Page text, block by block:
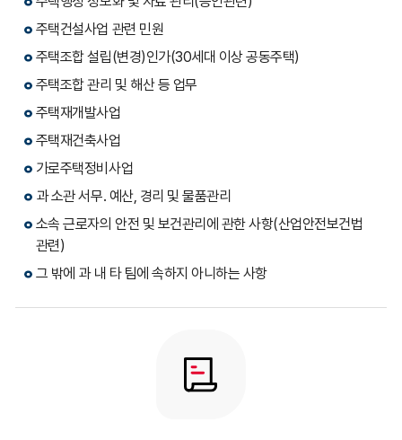
주택건설사업 관련 민원
주택조합 설립(변경)인가(30세대 이상 공동주택)
주택조합 관리 및 해산 등 업무
주택재개발사업
주택재건축사업
가로주택정비사업
과 소관 서무․ 예산, 경리 및 물품관리
소속 근로자의 안전 및 보건관리에 관한 사항(산업안전보건법
관련)
그 밖에 과 내 타 팀에 속하지 아니하는 사항